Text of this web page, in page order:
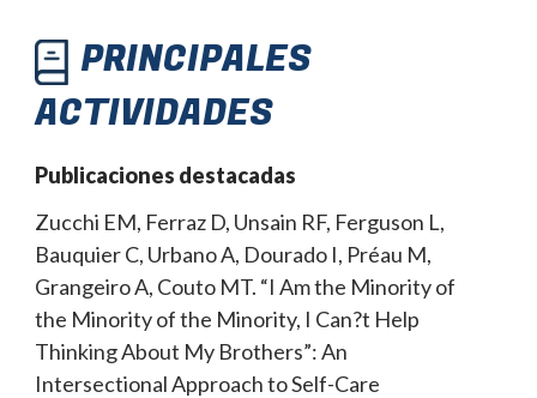
PRINCIPALES
ACTIVIDADES
Publicaciones destacadas
Zucchi EM, Ferraz D, Unsain RF, Ferguson L,
Bauquier C, Urbano A, Dourado I, Préau M,
Grangeiro A, Couto MT. “I Am the Minority of
the Minority of the Minority, I Can?t Help
Thinking About My Brothers”: An
Intersectional Approach to Self-Care